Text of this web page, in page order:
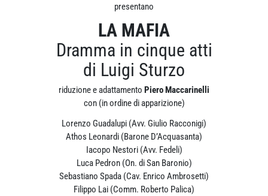
presentano
LA MAFIA
Dramma in cinque atti
di Luigi Sturzo
riduzione e adattamento Piero Maccarinelli
con (in ordine di apparizione)
Lorenzo Guadalupi (Avv. Giulio Racconigi)
Athos Leonardi (Barone D’Acquasanta)
Iacopo Nestori (Avv. Fedeli)
Luca Pedron (On. di San Baronio)
Sebastiano Spada (Cav. Enrico Ambrosetti)
Filippo Lai (Comm. Roberto Palica)